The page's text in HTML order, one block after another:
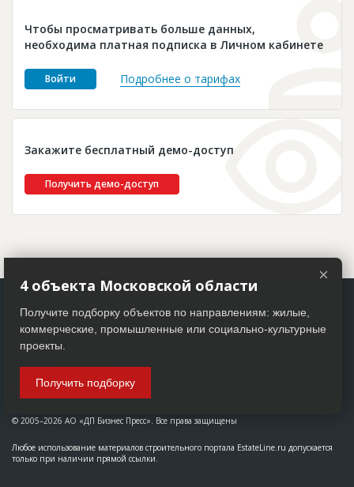
Платные услуги
Пресс-релизы
Чтобы просматривать больше данных,
необходима платная подписка в Личном кабинете
Войти Подробнее о тарифах
Закажите бесплатный демо-доступ
Получить демо-доступ
© 2005–2026 АО «ДП Бизнес Пресс». Все права защищены
Любое использование материалов строительного портала EstateLine.ru допускается
только при наличии прямой ссылки.
×
4 объекта Московской области
Получите подборку объектов по направлениям: жилые,
коммерческие, промышленные или социально-культурные
проекты.
Получить подборку